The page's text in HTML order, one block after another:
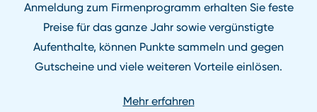
Anmeldung zum Firmenprogramm erhalten Sie feste
Preise für das ganze Jahr sowie vergünstigte
Aufenthalte, können Punkte sammeln und gegen
Gutscheine und viele weiteren Vorteile einlösen.
Mehr erfahren